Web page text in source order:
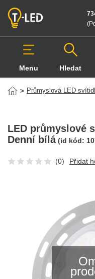
Menu Hledat
Hledat v produktech
> Průmyslová LED
LED průmyslové
Denní bílá (id kód:
(0) Přidat